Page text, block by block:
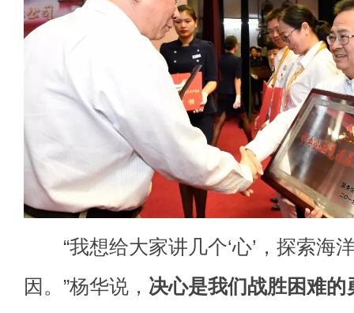
“我想给大家讲几个‘心’，探索海
因。”杨华说， 决心是我们战胜困难